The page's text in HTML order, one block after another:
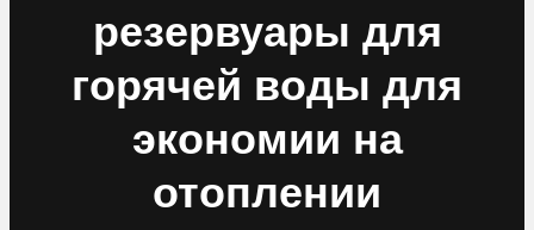
резервуары для
горячей воды для
экономии на
отоплении